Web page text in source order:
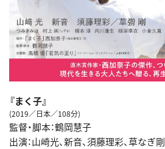
『まく子』
(2019／日本／108分)
監督・脚本：鶴岡慧子
出演：山崎光、新音、須藤理彩、草なぎ剛